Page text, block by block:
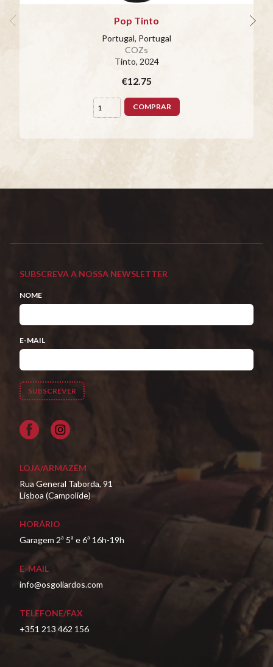
Pop Tinto
Portugal, Portugal
COZs
Tinto, 2024
€12.75
COMPRAR
SUBSCREVA A NOSSA NEWSLETTER
NOME
E-MAIL
Facebook
LOJA/ARMAZÉM
Rua General Taborda, 91
Lisboa (Campolide)
HORÁRIO
Garagem 2ª 5ª e 6ª 16h-19h
E-MAIL
info@osgoliardos.com
TELEFONE/FAX
+351 213 462 156